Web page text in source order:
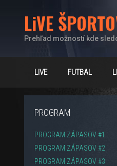
LiVE
Prehľad možností kde
LIVE FUTBAL
PROGRAM
PROGRAM ZÁPASOV #1
PROGRAM ZÁPASOV #2
PROGRAM ZÁPASOV #3